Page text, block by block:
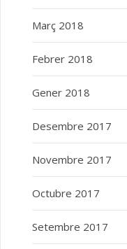
Març 2018
Febrer 2018
Gener 2018
Desembre 2017
Novembre 2017
Octubre 2017
Setembre 2017